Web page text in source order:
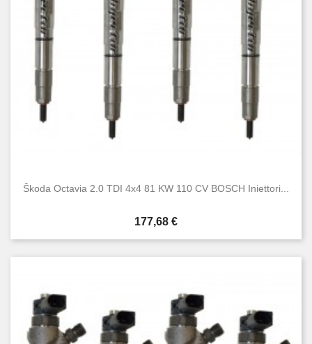
Škoda Octavia 2.0 TDI 4x4 81 KW 110 CV BOSCH Iniettori...
Prezzo
177,68 €